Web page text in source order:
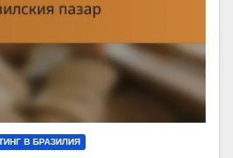
В БРАЗИЛИЯ